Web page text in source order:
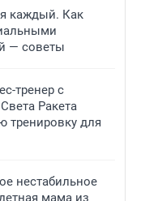
каждый. Как
— советы
тренер с
Ракета
тренировку для
нестабильное
мама из